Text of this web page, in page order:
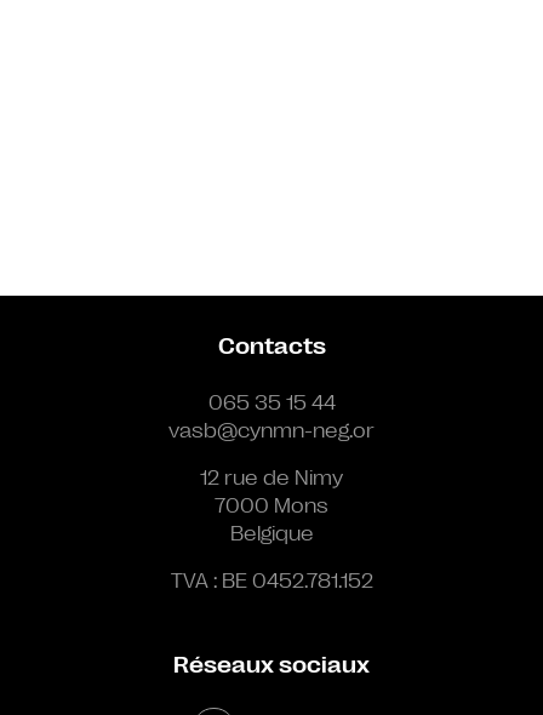
Contacts
065 35 15 44
vasb@cynmn-neg.or
12 rue de Nimy
7000 Mons
Belgique
TVA : BE 0452.781.152
Réseaux sociaux